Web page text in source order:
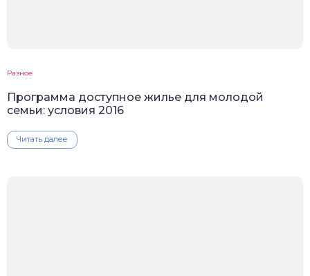
Разное
Программа доступное жилье для молодой
семьи: условия 2016
Читать далее